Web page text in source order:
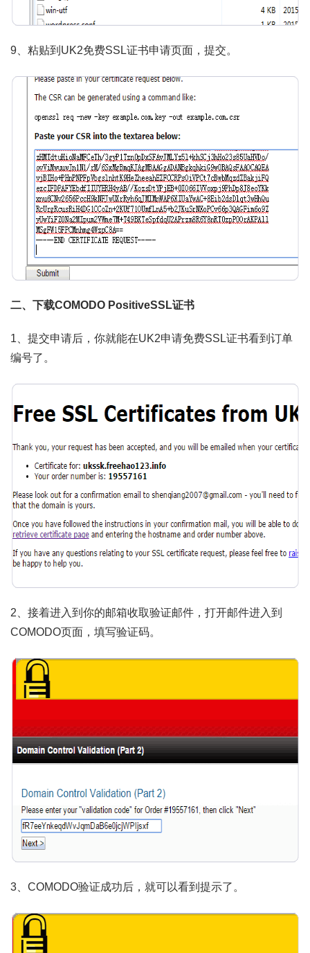
9、粘贴到UK2免费SSL证书申请页面，提交。
二、下载COMODO PositiveSSL证书
1、提交申请后，你就能在UK2申请免费SSL证书看到订单
编号了。
2、接着进入到你的邮箱收取验证邮件，打开邮件进入到
COMODO页面，填写验证码。
3、COMODO验证成功后，就可以看到提示了。